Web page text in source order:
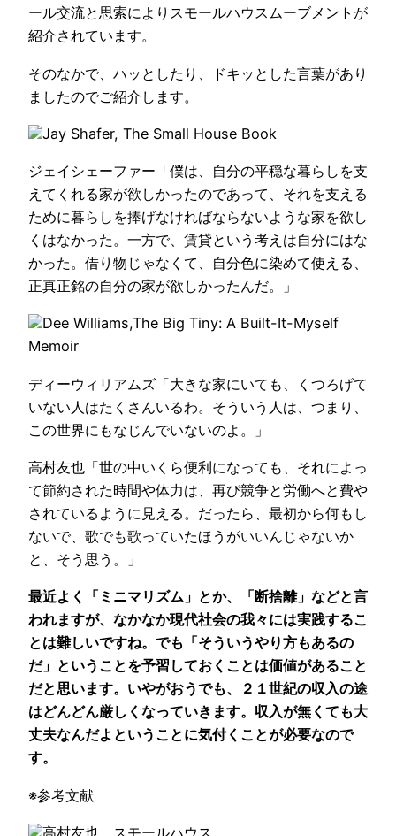
ール交流と思索によりスモールハウスムーブメントが
紹介されています。
そのなかで、ハッとしたり、ドキッとした言葉があり
ましたのでご紹介します。
Jay Shafer, The Small House Book
ジェイシェーファー「僕は、自分の平穏な暮らしを支
えてくれる家が欲しかったのであって、それを支える
ために暮らしを捧げなければならないような家を欲し
くはなかった。一方で、賃貸という考えは自分にはな
かった。借り物じゃなくて、自分色に染めて使える、
正真正銘の自分の家が欲しかったんだ。」
Dee Williams,The Big Tiny: A Built-It-Myself
Memoir
ディーウィリアムズ「大きな家にいても、くつろげて
いない人はたくさんいるわ。そういう人は、つまり、
この世界にもなじんでいないのよ。」
高村友也「世の中いくら便利になっても、それによっ
て節約された時間や体力は、再び競争と労働へと費や
されているように見える。だったら、最初から何もし
ないで、歌でも歌っていたほうがいいんじゃないか
と、そう思う。」
最近よく「ミニマリズム」とか、「断捨離」などと言
われますが、なかなか現代社会の我々には実践するこ
とは難しいですね。でも「そういうやり方もあるの
だ」ということを予習しておくことは価値があること
だと思います。いやがおうでも、２１世紀の収入の途
はどんどん厳しくなっていきます。収入が無くても大
丈夫なんだよということに気付くことが必要なので
す。
※参考文献
高村友也、スモールハウス